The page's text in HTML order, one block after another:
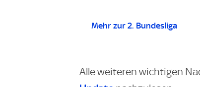
Mehr zur 2. Bundesliga
Alle weiteren wichtigen